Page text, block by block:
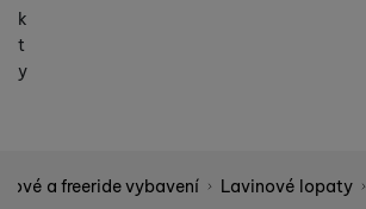
k
t
y
a freeride vybavení Lavinové lopaty